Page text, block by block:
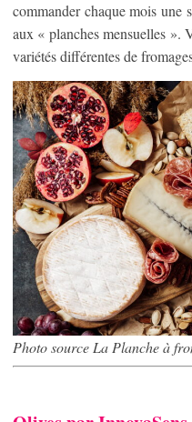
commander chaque mois une
aux « planches mensuelles ».
variétés différentes de
Photo source La Planche à